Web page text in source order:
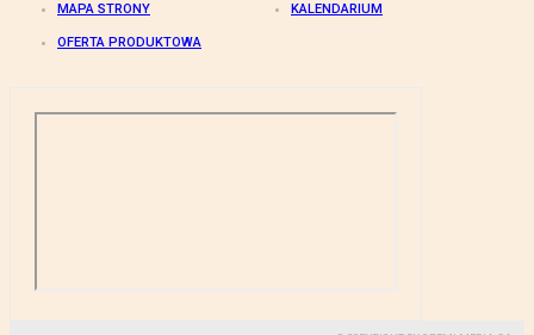
MAPA STRONY KALENDARIUM
OFERTA PRODUKTOWA